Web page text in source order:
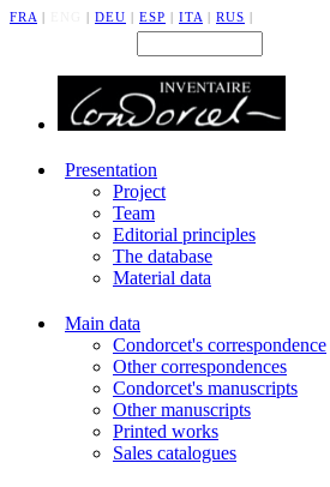
FRA | | DEU | ESP | ITA | RUS |
Presentation
Project
Team
Editorial principles
The database
Material data
Main data
Condorcet's correspondence
Other correspondences
Condorcet's manuscripts
Other manuscripts
Printed works
Sales catalogues